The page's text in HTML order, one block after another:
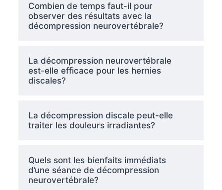
Combien de temps faut-il pour
observer des résultats avec la
décompression neurovertébrale?
La décompression neurovertébrale
est-elle efficace pour les hernies
discales?
La décompression discale peut-elle
traiter les douleurs irradiantes?
Quels sont les bienfaits immédiats
d’une séance de décompression
neurovertébrale?